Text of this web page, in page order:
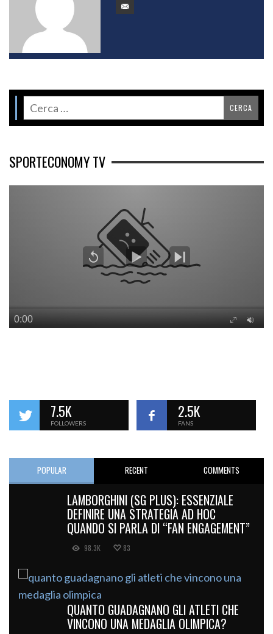
SPORTECONOMY TV
7.5K
FOLLOWERS
2.5K
FANS
POPULAR RECENT COMMENTS
LAMBORGHINI (SG PLUS): ESSENZIALE
DEFINIRE UNA STRATEGIA AD HOC
QUANDO SI PARLA DI “FAN ENGAGEMENT”
98.3K 83
QUANTO GUADAGNANO GLI ATLETI CHE
VINCONO UNA MEDAGLIA OLIMPICA?